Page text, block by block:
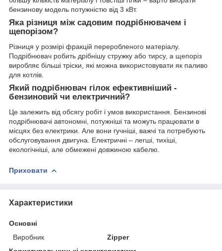
бензинову модель потужністю від 3 кВт.
Яка різниця між садовим подрібнювачем і
щепорізом?
Різниця у розмірі фракцій переробленого матеріалу.
Подрібнювач робить дрібнішу стружку або тирсу, а щепоріз
виробляє більші тріски, які можна використовувати як паливо
для котлів.
Який подрібнювач гілок ефективніший -
бензиновий чи електричний?
Це залежить від обсягу робіт і умов використання. Бензинові
подрібнювачі автономні, потужніші та можуть працювати в
місцях без електрики. Але вони гучніші, важчі та потребують
обслуговування двигуна. Електричні – легші, тихіші,
екологічніші, але обмежені довжиною кабелю.
Приховати
Характеристики
Основні
Виробник
Zipper